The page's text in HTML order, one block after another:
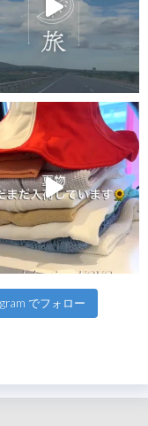
でフォロー